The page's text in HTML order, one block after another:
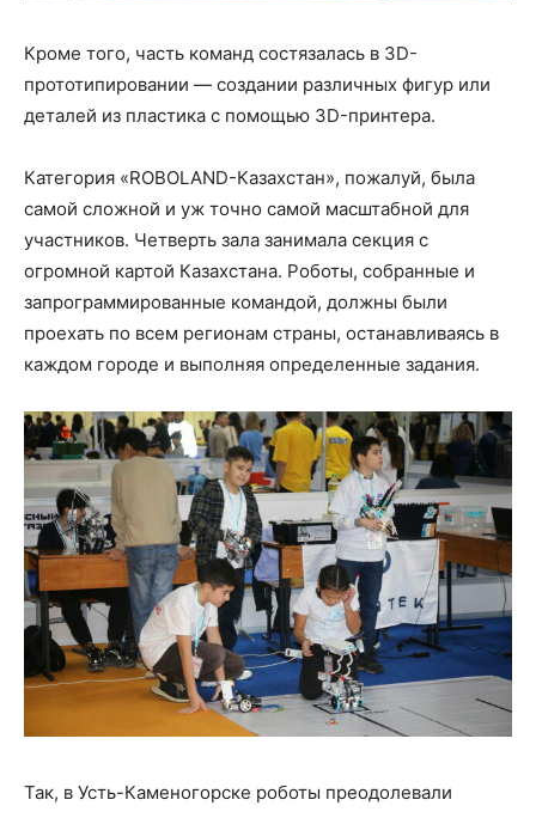
Кроме того, часть команд состязалась в 3D-
прототипировании — создании различных фигур или
деталей из пластика с помощью 3D-принтера.
Категория «ROBOLAND-Казахстан», пожалуй, была
самой сложной и уж точно самой масштабной для
участников. Четверть зала занимала секция с
огромной картой Казахстана. Роботы, собранные и
запрограммированные командой, должны были
проехать по всем регионам страны, останавливаясь в
каждом городе и выполняя определенные задания.
Так, в Усть-Каменогорске роботы преодолевали